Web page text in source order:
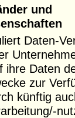
und
Daten-
ihre Daten
zur
künftig